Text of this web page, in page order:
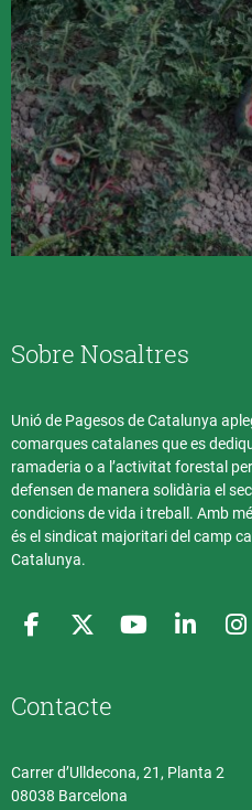
Sobre Nosaltres
Unió de Pagesos de Catalunya
comarques catalanes que es
ramaderia o a l’activitat forestal
defensen de manera solidària el
condicions de vida i treball. Amb
és el sindicat majoritari del camp
Catalunya.
Contacte
Carrer d’Ulldecona, 21, Planta 2
08038 Barcelona